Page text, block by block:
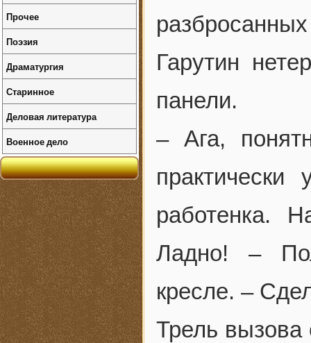
Гарутин
панели.
– Ага,
работенка.
Ладно! –
кресле. –
Трель вызова
Прочее
Поэзия
Драматургия
Старинное
Деловая литература
Военное дело